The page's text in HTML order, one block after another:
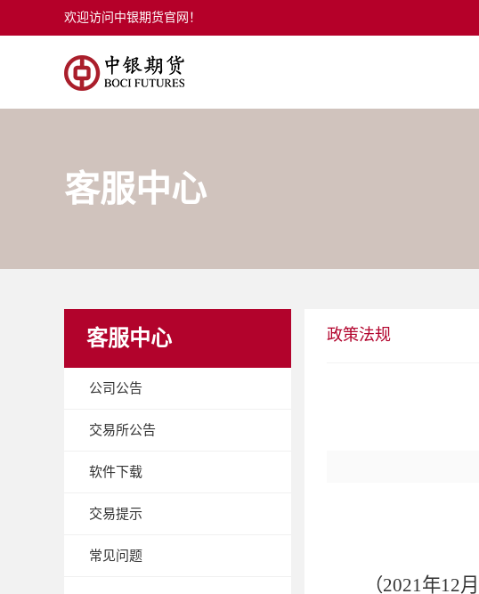
欢迎访问中银期货官网！
客服中心
客服中心
公司公告
交易所公告
软件下载
交易提示
常见问题
政策法规
（2021年12月